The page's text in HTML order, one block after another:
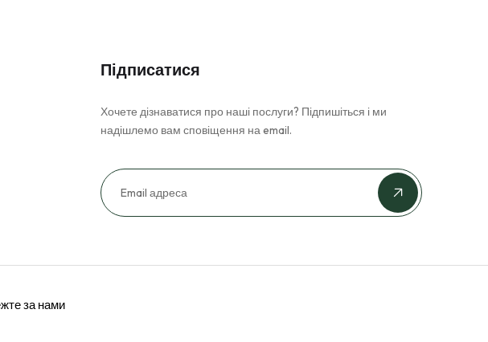
Підписатися
Хочете дізнаватися про наші послуги? Підпишіться і ми
надішлемо вам сповіщення на email.